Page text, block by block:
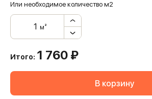
Или необходимое количество м2
м²
Итого: 1 760 ₽
В корзину